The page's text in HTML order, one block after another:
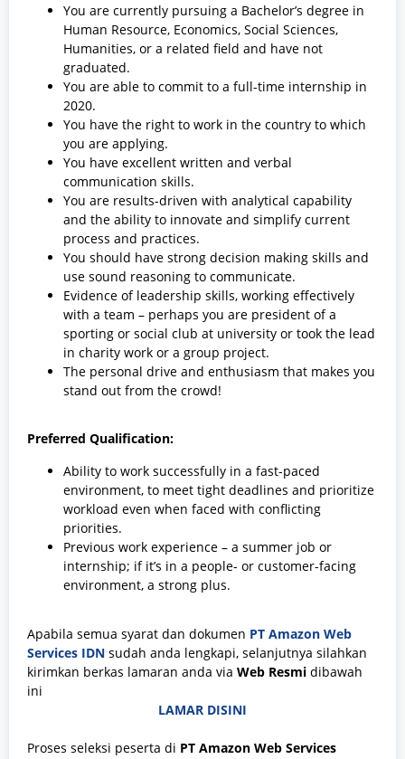
You are currently pursuing a Bachelor’s degree in
Human Resource, Economics, Social Sciences,
Humanities, or a related field and have not
graduated.
You are able to commit to a full-time internship in
2020.
You have the right to work in the country to which
you are applying.
You have excellent written and verbal
communication skills.
You are results-driven with analytical capability
and the ability to innovate and simplify current
process and practices.
You should have strong decision making skills and
use sound reasoning to communicate.
Evidence of leadership skills, working effectively
with a team – perhaps you are president of a
sporting or social club at university or took the lead
in charity work or a group project.
The personal drive and enthusiasm that makes you
stand out from the crowd!
Preferred Qualification:
Ability to work successfully in a fast-paced
environment, to meet tight deadlines and prioritize
workload even when faced with conflicting
priorities.
Previous work experience – a summer job or
internship; if it’s in a people- or customer-facing
environment, a strong plus.
Apabila semua syarat dan dokumen PT Amazon Web
Services IDN sudah anda lengkapi, selanjutnya silahkan
kirimkan berkas lamaran anda via Web Resmi dibawah
ini
LAMAR DISINI
Proses seleksi peserta di PT Amazon Web Services